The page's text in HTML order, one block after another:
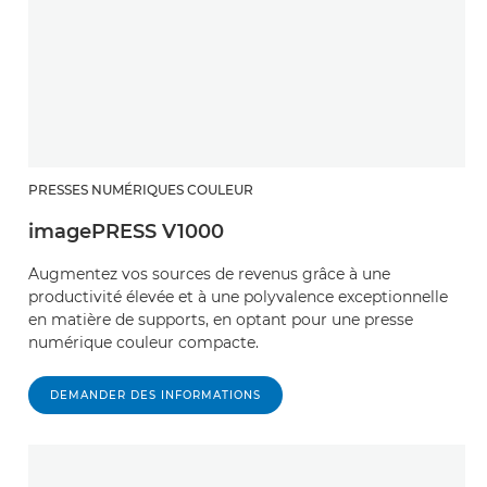
PRESSES NUMÉRIQUES COULEUR
imagePRESS V1000
Augmentez vos sources de revenus grâce à une
productivité élevée et à une polyvalence exceptionnelle
en matière de supports, en optant pour une presse
numérique couleur compacte.
DEMANDER DES INFORMATIONS